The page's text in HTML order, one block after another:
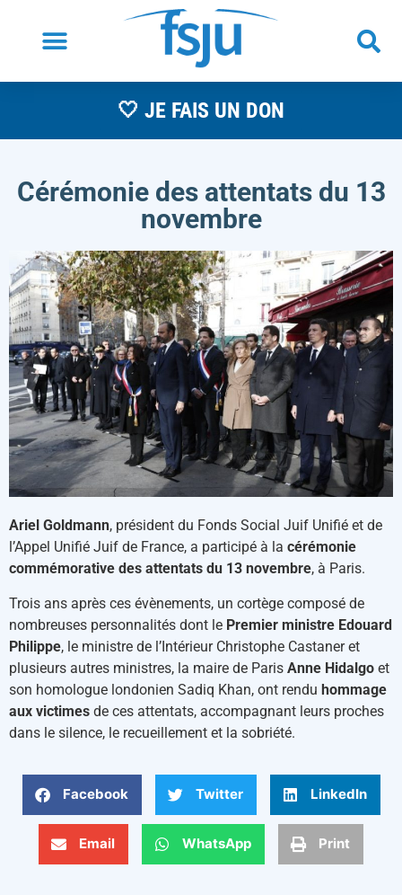
🤍 JE FAIS UN DON
Cérémonie des attentats du 13
novembre
Ariel Goldmann, président du Fonds Social Juif Unifié et de
l’Appel Unifié Juif de France, a participé à la cérémonie
commémorative des attentats du 13 novembre, à Paris.
Trois ans après ces évènements, un cortège composé de
nombreuses personnalités dont le Premier ministre Edouard
Philippe, le ministre de l’Intérieur Christophe Castaner et
plusieurs autres ministres, la maire de Paris Anne Hidalgo et
son homologue londonien Sadiq Khan, ont rendu hommage
aux victimes de ces attentats, accompagnant leurs proches
dans le silence, le recueillement et la sobriété.
Facebook Twitter LinkedIn
Email WhatsApp Print